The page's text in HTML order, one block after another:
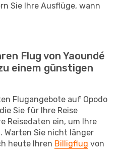
Sie Ihre Ausflüge, wann
Flug von Yaoundé
einem günstigen
Flugangebote auf Opodo
Sie für Ihre Reise
Reisedaten ein, um Ihre
Warten Sie nicht länger
heute Ihren Billigflug von